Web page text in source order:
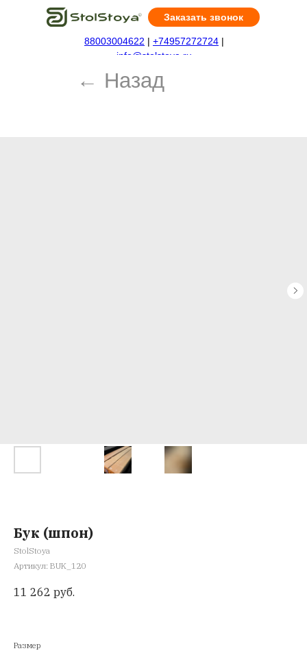
88003004622 | +74957272724 |
info@stolstoya.ru
Заказать звонок
← Назад
Бук (шпон)
StolStoya
Артикул: BUK_120
11 262 руб.
Размер